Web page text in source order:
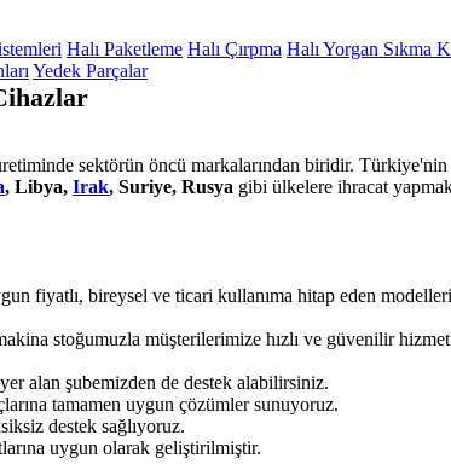
Halı Paketleme Halı Çırpma Halı Yorgan Sıkma
Yedek Parçalar
sektörün öncü markalarından biridir.
, Libya, Irak, Suriye, Rusya gibi ülkelere ihracat
fiyatlı, bireysel ve ticari kullanıma hitap eden
stoğumuzla müşterilerimize hızlı ve güvenilir
alan şubemizden de destek alabilirsiniz.
tamamen uygun çözümler sunuyoruz.
destek sağlıyoruz.
uygun olarak geliştirilmiştir.